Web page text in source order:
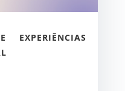
EXPERIÊNCIAS